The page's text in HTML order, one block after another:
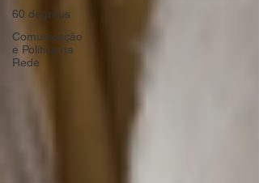
60 degraus
Comunicação
e Política na
Rede